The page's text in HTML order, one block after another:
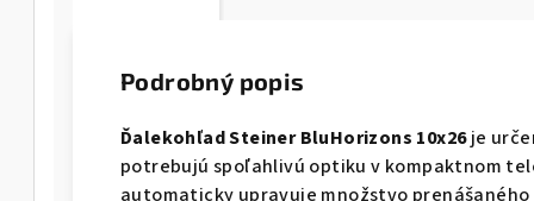
Podrobný popis
Ďalekohľad Steiner BluHorizons 10x26je
potrebujú spoľahlivú optiku v kompaktnom
automaticky upravuje množstvo